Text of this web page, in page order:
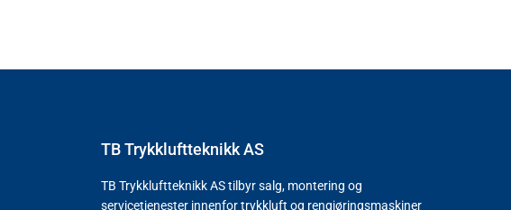
TB Trykkluftteknikk AS
TB Trykkluftteknikk AS tilbyr salg, montering og
servicetjenester innenfor trykkluft og rengjøringsmaskiner